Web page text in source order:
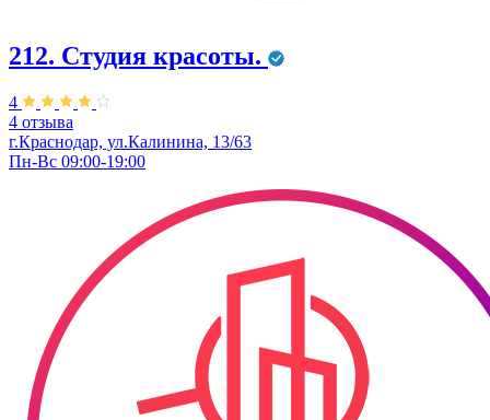
212. Студия красоты.
4
4 отзыва
г.Краснодар, ул.Калинина, 13/63
Пн-Вс 09:00-19:00